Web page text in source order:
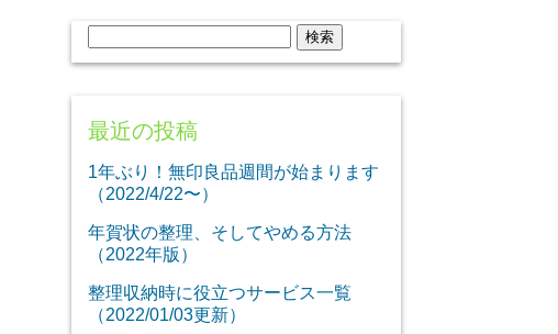
索:
最近の投稿
1年ぶり！無印良品週間が始まります
（2022/4/22〜）
年賀状の整理、そしてやめる方法
（2022年版）
整理収納時に役立つサービス一覧
（2022/01/03更新）